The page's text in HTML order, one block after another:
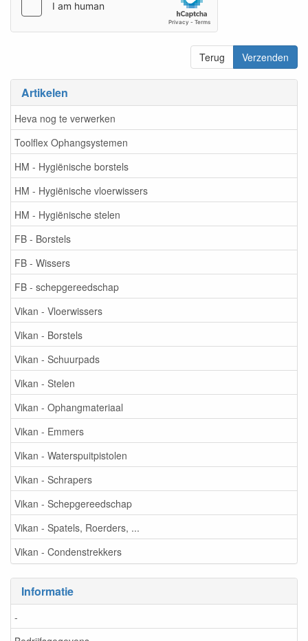
Artikelen
Heva nog te verwerken
Toolflex Ophangsystemen
HM - Hygiënische borstels
HM - Hygiënische vloerwissers
HM - Hygiënische stelen
FB - Borstels
FB - Wissers
FB - schepgereedschap
Vikan - Vloerwissers
Vikan - Borstels
Vikan - Schuurpads
Vikan - Stelen
Vikan - Ophangmateriaal
Vikan - Emmers
Vikan - Waterspuitpistolen
Vikan - Schrapers
Vikan - Schepgereedschap
Vikan - Spatels, Roerders, ...
Vikan - Condenstrekkers
Informatie
-
Terug Verzenden